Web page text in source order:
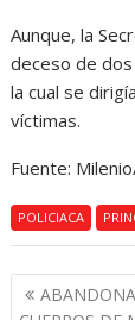
Aunque, la
deceso de
la cual se
víctimas.
Fuente:
POLICIACA